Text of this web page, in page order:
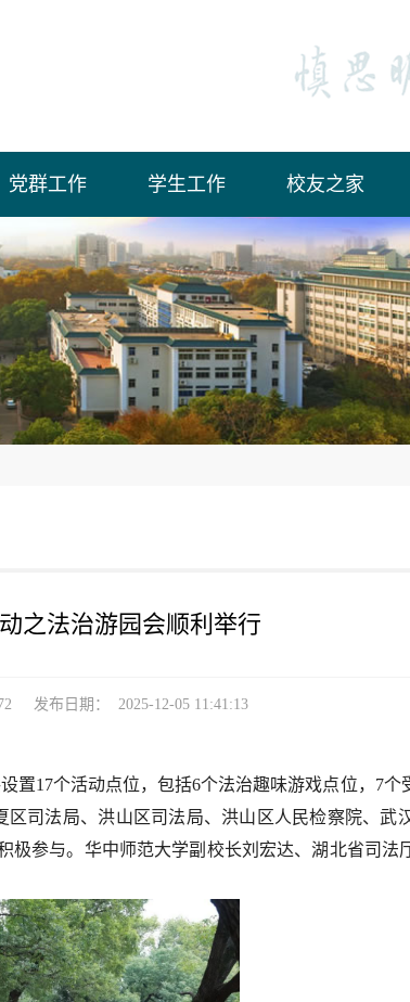
党群工作 学生工作 校友之家
之法治游园会顺利举行
发布日期： 2025-12-05 11:41:13
置17个活动点位，包括6个法治趣味游戏点位，7
司法局、洪山区司法局、洪山区人民检察院、武
参与。华中师范大学副校长刘宏达、湖北省司法